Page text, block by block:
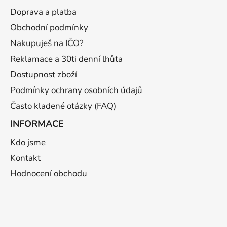
Doprava a platba
Obchodní podmínky
Nakupuješ na IČO?
Reklamace a 30ti denní lhůta
Dostupnost zboží
Podmínky ochrany osobních údajů
Často kladené otázky (FAQ)
INFORMACE
Kdo jsme
Kontakt
Hodnocení obchodu